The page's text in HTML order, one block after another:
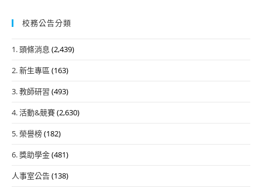
校務公告分類
1. 頭條消息 (2,439)
2. 新生專區 (163)
3. 教師研習 (493)
4. 活動&競賽(2,630)
5. 榮譽榜(182)
6. 獎助學金(481)
人事室公告(138)